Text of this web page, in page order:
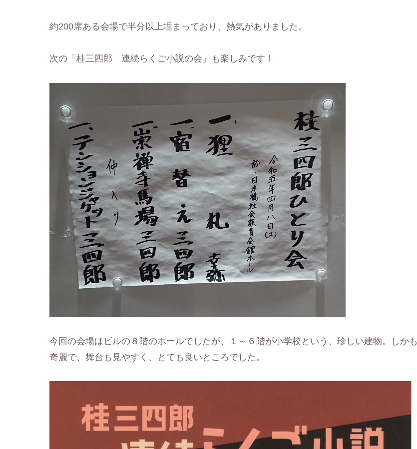
約200席ある会場で半分以上埋まっており、熱気がありました。
次の「桂三四郎 連続らくご小説の会」も楽しみです！
今回の会場はビルの８階のホールでしたが、１～６階が小学校という、珍しい建物。しかも
奇麗で、舞台も見やすく、とても良いところでした。